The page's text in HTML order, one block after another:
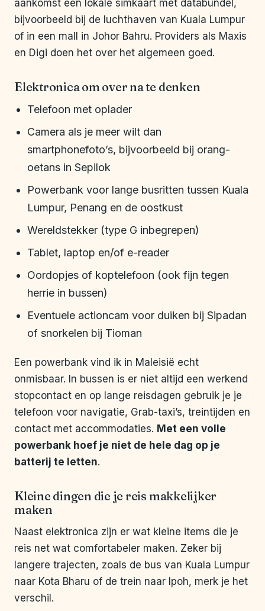
aankomst een lokale simkaart met databundel,
bijvoorbeeld bij de luchthaven van Kuala Lumpur
of in een mall in Johor Bahru. Providers als Maxis
en Digi doen het over het algemeen goed.
Elektronica om over na te denken
Telefoon met oplader
Camera als je meer wilt dan
smartphonefoto’s, bijvoorbeeld bij orang-
oetans in Sepilok
Powerbank voor lange busritten tussen Kuala
Lumpur, Penang en de oostkust
Wereldstekker (type G inbegrepen)
Tablet, laptop en/of e-reader
Oordopjes of koptelefoon (ook fijn tegen
herrie in bussen)
Eventuele actioncam voor duiken bij Sipadan
of snorkelen bij Tioman
Een powerbank vind ik in Maleisië echt
onmisbaar. In bussen is er niet altijd een werkend
stopcontact en op lange reisdagen gebruik je je
telefoon voor navigatie, Grab-taxi’s, treintijden en
contact met accommodaties. Met een volle
powerbank hoef je niet de hele dag op je
batterij te letten.
Kleine dingen die je reis makkelijker
maken
Naast elektronica zijn er wat kleine items die je
reis net wat comfortabeler maken. Zeker bij
langere trajecten, zoals de bus van Kuala Lumpur
naar Kota Bharu of de trein naar Ipoh, merk je het
verschil.